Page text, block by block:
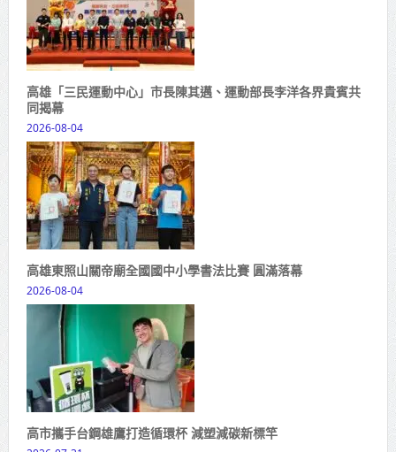
高雄「三民運動中心」市長陳其邁、運動部長李洋各界貴賓共
同揭幕
2026-08-04
高雄東照山關帝廟全國國中小學書法比賽 圓滿落幕
2026-08-04
高市攜手台鋼雄鷹打造循環杯 減塑減碳新標竿